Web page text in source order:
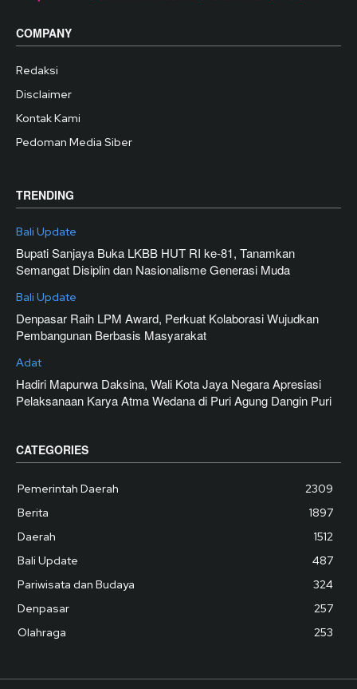
COMPANY
Redaksi
Disclaimer
Kontak Kami
Pedoman Media Siber
TRENDING
Bali Update
Bupati Sanjaya Buka LKBB HUT RI ke-81, Tanamkan
Semangat Disiplin dan Nasionalisme Generasi Muda
Bali Update
Denpasar Raih LPM Award, Perkuat Kolaborasi Wujudkan
Pembangunan Berbasis Masyarakat
Adat
Hadiri Mapurwa Daksina, Wali Kota Jaya Negara Apresiasi
Pelaksanaan Karya Atma Wedana di Puri Agung Dangin Puri
CATEGORIES
Pemerintah Daerah
2309
Berita
1897
Daerah
1512
Bali Update
487
Pariwisata dan Budaya
324
Denpasar
257
Olahraga
253